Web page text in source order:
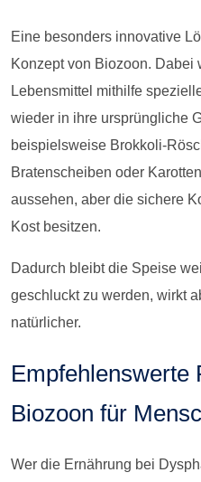
Eine besonders innovative
Konzept von Biozoon. Dabei
Lebensmittel mithilfe
wieder in ihre ursprüngliche
beispielsweise Brokkoli-
Bratenscheiben oder
aussehen, aber die sichere
Kost besitzen.
Dadurch bleibt die Speise
geschluckt zu werden, wirkt
natürlicher.
Empfehlenswerte
Biozoon für
Wer die Ernährung bei